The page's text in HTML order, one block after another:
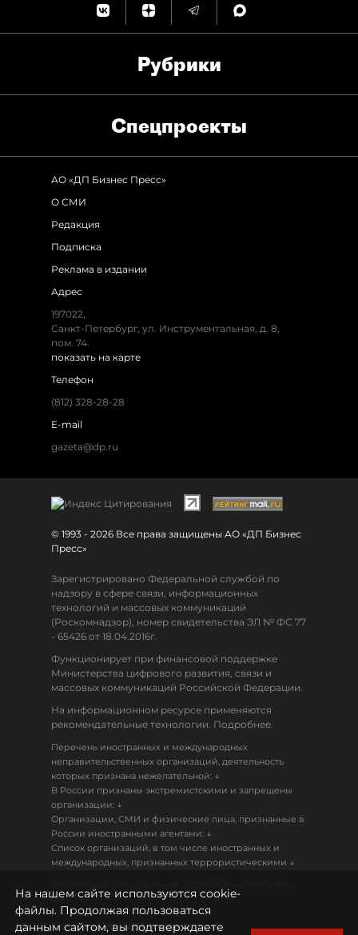
Рубрики
Спец­проекты
АО «ДП Бизнес Пресс»
О СМИ
Редакция
Подписка
Реклама в издании
Адрес
197022,
Санкт-Петербург, ул. Инструментальная, д. 8,
пом. 74.
показать на карте
Телефон
(812) 328-28-28
E-mail
gazeta@dp.ru
© 1993 - 2026 Все права защищены АО «ДП Бизнес
Пресс»
Зарегистрировано Федеральной службой по
надзору в сфере связи, информационных
технологий и массовых коммуникаций
(Роскомнадзор), номер свидетельства ЭЛ № ФС 77
- 65426 от 18.04.2016г.
Функционирует при финансовой поддержке
Министерства цифрового развития, связи и
массовых коммуникаций Российской Федерации.
На информационном ресурсе применяются
рекомендательные технологии. Подробнее.
Перечень иностранных и международных
неправительственных организаций, деятельность
которых признана нежелательной: ↓
В России признаны экстремистскими и запрещены
организации: ↓
Организации, СМИ и физические лица, признанные в
России иностранными агентами: ↓
Список организаций, в том числе иностранных и
международных, признанных террористическими ↓
18+
Политика конфиденциальности
На нашем сайте используются cookie-
файлы. Продолжая пользоваться
данным сайтом, вы подтверждаете